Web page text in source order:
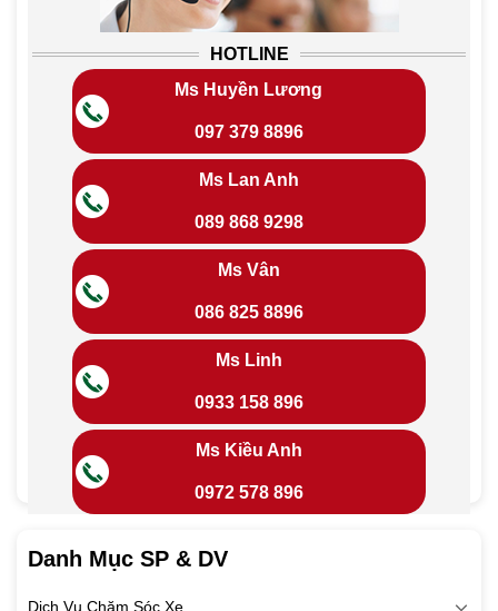
HOTLINE
Ms Huyền Lương
097 379 8896
Ms Lan Anh
089 868 9298
Ms Vân
086 825 8896
Ms Linh
0933 158 896
Ms Kiều Anh
0972 578 896
Danh Mục SP & DV
Dịch Vụ Chăm Sóc Xe